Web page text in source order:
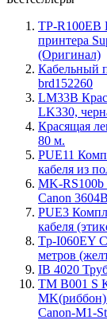
TP-R100EB
принтера
(Оригинал)
Кабельный
brd152260
LM33B
LK330,
Красящая
80 м.
PUE11
кабеля из
MK-RS100b
Canon
PUE3
кабеля
Tp-I060EY
метров
IB 4020
TM B001 S
MK(риббон)
Canon-M1-